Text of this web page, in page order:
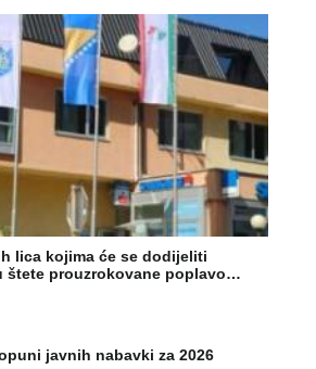
lica kojima će se dodijeliti
štete prouzrokovane poplavo…
javnih nabavki za 2026